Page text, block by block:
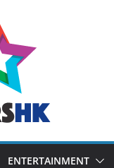
ENTERTAINMENT